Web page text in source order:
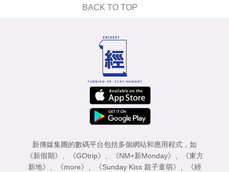
BACK TO TOP
新傳媒集團的數碼平台包括多個網站和應用程式，如
《新假期》 、 《GOtrip》 、 《NM+新Monday》 、
《東方
新地》 、 《more》 、 《Sunday Kiss 親子童萌》 、
《經